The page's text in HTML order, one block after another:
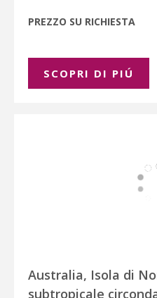
PREZZO SU RICHIESTA
SCOPRI DI PIÚ
Australia, Isola di
subtropicale